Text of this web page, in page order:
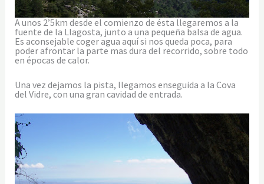
A unos 2’5km desde el comienzo de ésta llegaremos a la
fuente de la Llagosta, junto a una pequeña balsa de agua.
Es aconsejable coger agua aquí si nos queda poca, para
poder afrontar la parte mas dura del recorrido, sobre todo
en épocas de calor.
Una vez dejamos la pista, llegamos enseguida a la Cova
del Vidre, con una gran cavidad de entrada.